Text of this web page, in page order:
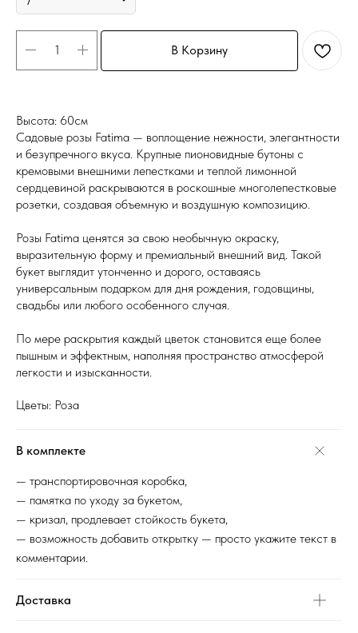
В Корзину
Высота: 60см
Садовые розы Fatima — воплощение нежности, элегантности
и безупречного вкуса. Крупные пионовидные бутоны с
кремовыми внешними лепестками и теплой лимонной
сердцевиной раскрываются в роскошные многолепестковые
розетки, создавая объемную и воздушную композицию.
Розы Fatima ценятся за свою необычную окраску,
выразительную форму и премиальный внешний вид. Такой
букет выглядит утонченно и дорого, оставаясь
универсальным подарком для дня рождения, годовщины,
свадьбы или любого особенного случая.
По мере раскрытия каждый цветок становится еще более
пышным и эффектным, наполняя пространство атмосферой
легкости и изысканности.
Цветы: Роза
В комплекте
— транспортировочная коробка,
— памятка по уходу за букетом,
— кризал, продлевает стойкость букета,
— возможность добавить открытку — просто укажите текст в
комментарии.
Доставка